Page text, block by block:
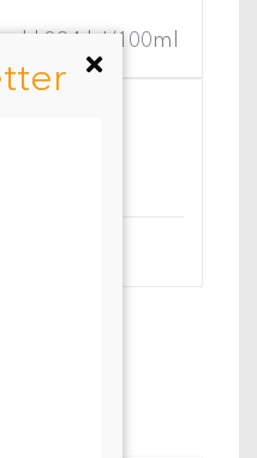
| 294 kJ/100ml